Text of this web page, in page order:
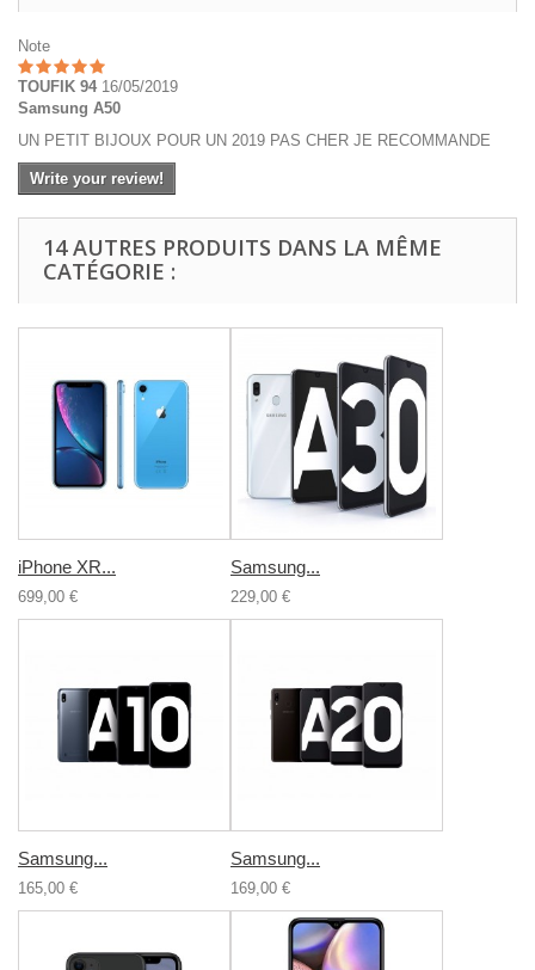
Note
TOUFIK 94 16/05/2019
Samsung A50
UN PETIT BIJOUX POUR UN 2019 PAS CHER JE RECOMMANDE
Write your review!
14 AUTRES PRODUITS DANS LA MÊME
CATÉGORIE :
iPhone XR...
699,00 €
Samsung...
229,00 €
Samsung...
165,00 €
Samsung...
169,00 €